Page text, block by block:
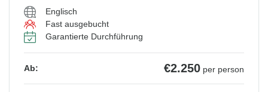
Englisch
Fast ausgebucht
Garantierte Durchführung
Ab: €2.250 per person